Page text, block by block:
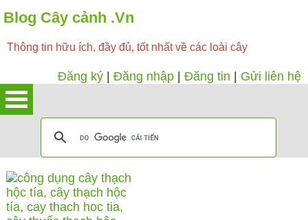
Blog Cây cảnh .Vn
Thông tin hữu ích, đầy đủ, tốt nhất về các loài cây
Đăng ký Đăng nhập Đăng tin Gửi liên hệ